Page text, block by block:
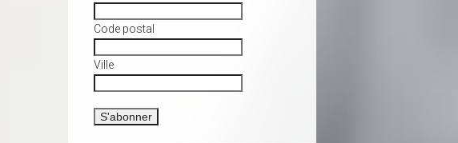
Code postal
Ville